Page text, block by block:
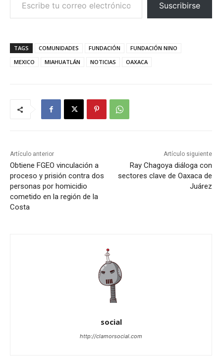
Suscribirse
TAGS COMUNIDADES FUNDACIÓN
FUNDACIÓN NINO
MEXICO
MIAHUATLÁN NOTICIAS OAXACA
Artículo anterior
Obtiene FGEO vinculación a
proceso y prisión contra dos
personas por homicidio
cometido en la región de la
Costa
Artículo siguiente
Ray Chagoya diáloga con
sectores clave de Oaxaca de
Juárez
social
http://clamorsocial.com